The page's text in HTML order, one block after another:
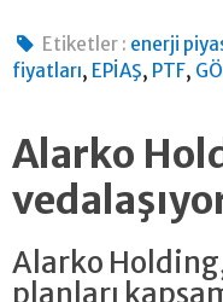
Etiketler : enerji
fiyatları, EPİAŞ, PTF,
Alarko
Alarko
planları